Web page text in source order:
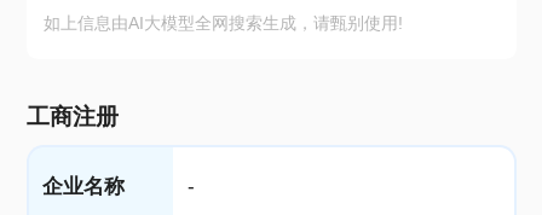
如上信息由AI大模型全网搜索生成，请甄别使用!
工商注册
企业名称 -